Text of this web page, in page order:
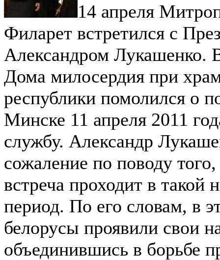
14 апреля
Филарет встретился с
Александром Лукашенко.
Дома милосердия при
республики помолился о
Минске 11 апреля 2011
службу. Александр
сожаление по поводу
встреча проходит в такой
период. По его словам, в
белорусы проявили свои
объединившись в борьбе